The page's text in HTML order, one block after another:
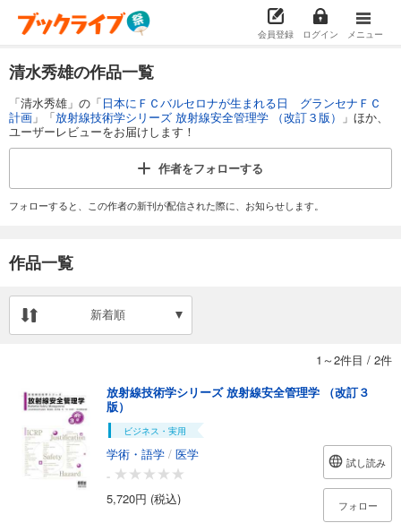
会員登録 ログイン メニュー
清水秀雄の作品一覧
「清水秀雄」の「日本にＦＣバルセロナが生まれる日 グランセナＦＣ
計画 」「放射線技術学シリーズ 放射線安全管理学 （改訂３版）
」ほか、
ユーザーレビューをお届けします！
作者をフォローする
フォローすると、この作者の新刊が配信された際に、お知らせします。
作品一覧
新着順
1～2件目 / 2件
放射線技術学シリーズ 放射線安全管理学 （改訂３
版）
ビジネス・実用
学術・語学 / 医学
-
5,720円 (税込)
試し読み
フォロー